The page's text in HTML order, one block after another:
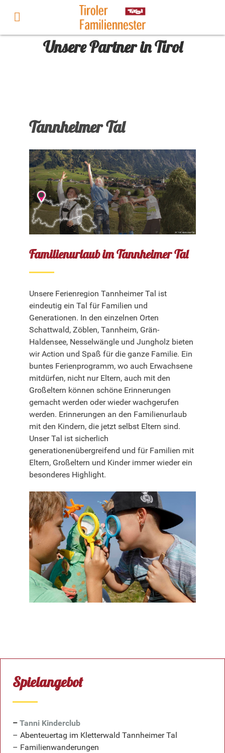
Unsere Partner in Tirol
Tannheimer Tal
Familienurlaub im Tannheimer Tal
Unsere Ferienregion Tannheimer Tal ist
eindeutig ein Tal für Familien und
Generationen. In den einzelnen Orten
Schattwald, Zöblen, Tannheim, Grän-
Haldensee, Nesselwängle und Jungholz bieten
wir Action und Spaß für die ganze Familie. Ein
buntes Ferienprogramm, wo auch Erwachsene
mitdürfen, nicht nur Eltern, auch mit den
Großeltern können schöne Erinnerungen
gemacht werden oder wieder wachgerufen
werden. Erinnerungen an den Familienurlaub
mit den Kindern, die jetzt selbst Eltern sind.
Unser Tal ist sicherlich
generationenübergreifend und für Familien mit
Eltern, Großeltern und Kinder immer wieder ein
besonderes Highlight.
Spielangebot
– Tanni Kinderclub
– Abenteuertag im Kletterwald Tannheimer Tal
– Familienwanderungen